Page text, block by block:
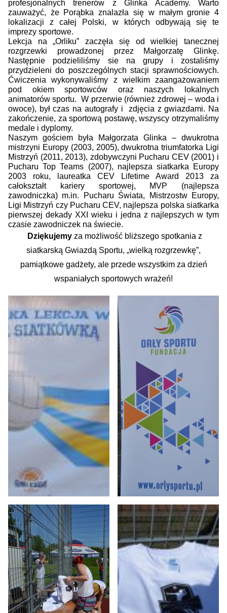
profesjonalnych trenerów z Glinka Academy. Warto
zauważyć, że Porąbka znalazła się w małym gronie 4
lokalizacji z całej Polski, w których odbywają się te
imprezy sportowe.
Lekcja na „Orliku” zaczęła się od wielkiej tanecznej
rozgrzewki prowadzonej przez Małgorzatę Glinkę.
Następnie podzieliliśmy sie na grupy i zostaliśmy
przydzieleni do poszczególnych stacji sprawnościowych.
Ćwiczenia wykonywaliśmy z wielkim zaangażowaniem
pod okiem sportowców oraz naszych lokalnych
animatorów sportu. W przerwie (również zdrowej – woda i
owoce), był czas na autografy i zdjęcia z gwiazdami. Na
zakończenie, za sportową postawę, wszyscy otrzymaliśmy
medale i dyplomy.
Naszym gościem była Małgorzata Glinka – dwukrotna
mistrzyni Europy (2003, 2005), dwukrotna triumfatorka Ligi
Mistrzyń (2011, 2013), zdobywczyni Pucharu CEV (2001) i
Pucharu Top Teams (2007), najlepsza siatkarka Europy
2003 roku, laureatka CEV Lifetime Award 2013 za
całokształt kariery sportowej, MVP (najlepsza
zawodniczka) m.in. Pucharu Świata, Mistrzostw Europy,
Ligi Mistrzyń czy Pucharu CEV, najlepsza polska siatkarka
pierwszej dekady XXI wieku i jedna z najlepszych w tym
czasie zawodniczek na świecie.
Dziękujemyza możliwość bliższego spotkania z
siatkarską Gwiazdą Sportu, „wielką rozgrzewkę”,
pamiątkowe gadżety, ale przede wszystkim za dzień
wspaniałych sportowych wrażeń!